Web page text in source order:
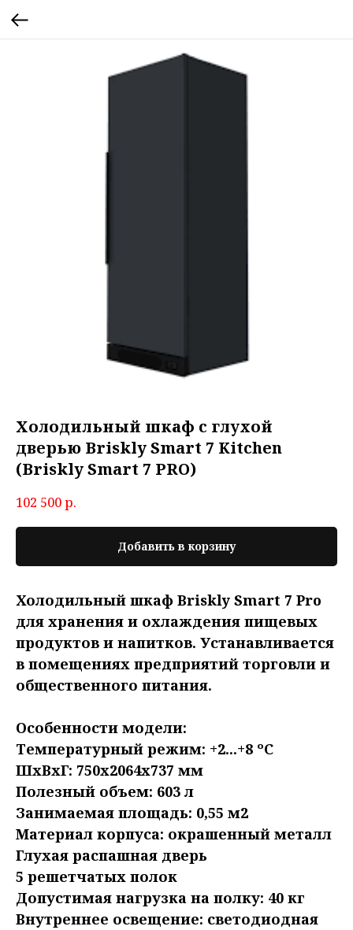
Холодильный шкаф с глухой
дверью Briskly Smart 7 Kitchen
(Briskly Smart 7 PRO)
102 500р.
Добавить в корзину
Холодильный шкаф Briskly Smart 7 Pro
для хранения и охлаждения пищевых
продуктов и напитков. Устанавливается
в помещениях предприятий торговли и
общественного питания.
Особенности модели:
Температурный режим: +2...+8 ºC
ШхВхГ: 750х2064х737 мм
Полезный объем: 603 л
Занимаемая площадь: 0,55 м2
Материал корпуса: окрашенный металл
Глухая распашная дверь
5 решетчатых полок
Допустимая нагрузка на полку: 40 кг
Внутреннее освещение: светодиодная